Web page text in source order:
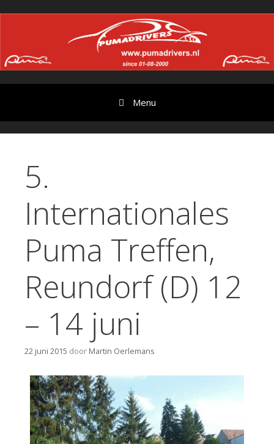
Menu
5.
Internationales
Puma Treffen,
Reundorf (D) 12
– 14 juni
22 juni 2015 door Martin Oerlemans